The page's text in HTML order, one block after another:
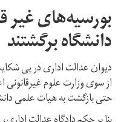
بورسیه‌های غیر
دانشگاه برگشتند
دیوان عدالت اداری در پی
از سوی وزارت علوم غیرقانونی
حتی بازگشت به هیات علمی